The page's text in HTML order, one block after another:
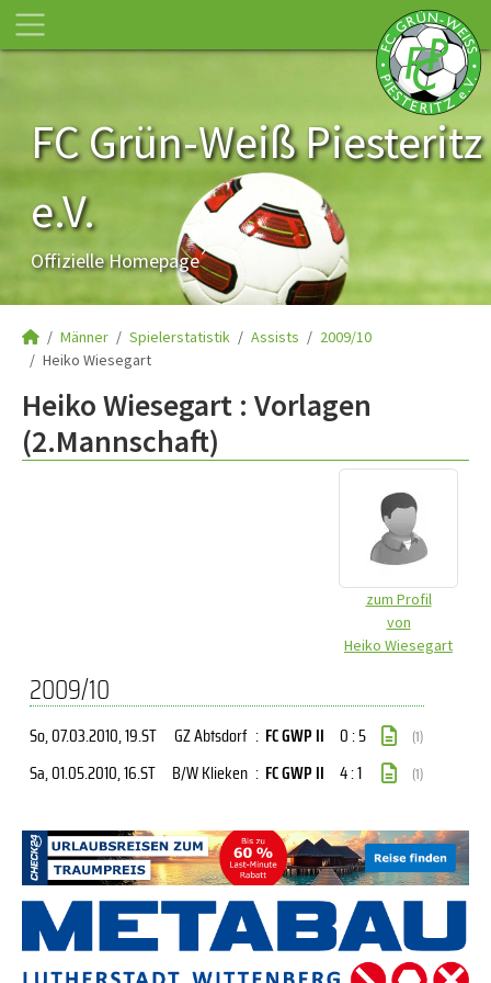
FC Grün-Weiß Piesteritz
e.V.
Offizielle Homepage
Männer Spielerstatistik Assists
2009/10
Heiko Wiesegart
Heiko Wiesegart : Vorlagen
(2.Mannschaft)
zum Profil
von
Heiko Wiesegart
2009/10
So, 07.03.2010, 19.ST GZ Abtsdorf : FC GWP II 0 : 5 (1)
Sa, 01.05.2010, 16.ST B/W Klieken : FC GWP II 4 : 1 (1)